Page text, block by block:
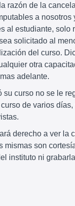
razón de la
a nosotros
al estudiante, solo
solicitado al
del curso.
otra
adelante.
su curso no se le
de varios
derecho a ver la
mismas son
instituto ni